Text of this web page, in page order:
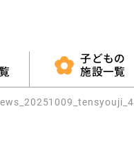
子どもの
施設一覧